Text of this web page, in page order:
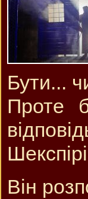
Бути...
Проте
Він